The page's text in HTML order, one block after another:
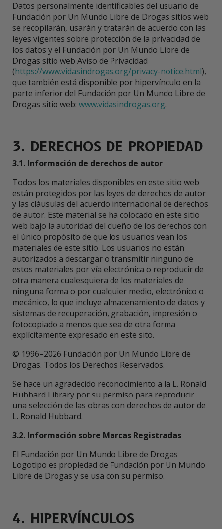
Datos personalmente identificables del usuario de
Fundación por Un Mundo Libre de Drogas sitios web
se recopilarán, usarán y tratarán de acuerdo con las
leyes vigentes sobre protección de la privacidad de
los datos y el Fundación por Un Mundo Libre de
Drogas sitio web Aviso de Privacidad
(https://www.vidasindrogas.org/privacy-notice.html),
que también está disponible por hipervínculo en la
parte inferior del Fundación por Un Mundo Libre de
Drogas sitio web: www.vidasindrogas.org.
3. DERECHOS DE PROPIEDAD
3.1. Información de derechos de autor
Todos los materiales disponibles en este sitio web
están protegidos por las leyes de derechos de autor
y las cláusulas del acuerdo internacional de derechos
de autor. Este material se ha colocado en este sitio
web bajo la autoridad del dueño de los derechos con
el único propósito de que los usuarios vean los
materiales de este sitio. Los usuarios no están
autorizados a descargar o transmitir ninguno de
estos materiales por vía electrónica o reproducir de
otra manera cualesquiera de los materiales de
ninguna forma o por cualquier medio, electrónico o
mecánico, lo que incluye almacenamiento de datos y
sistemas de recuperación, grabación, impresión o
fotocopiado a menos que sea de otra forma
explícitamente expresado en este sito.
© 1996–2026 Fundación por Un Mundo Libre de
Drogas. Todos los Derechos Reservados.
Se hace un agradecido reconocimiento a la L. Ronald
Hubbard Library por su permiso para reproducir
una selección de las obras con derechos de autor de
L. Ronald Hubbard.
3.2. Información sobre Marcas Registradas
El Fundación por Un Mundo Libre de Drogas
Logotipo es propiedad de Fundación por Un Mundo
Libre de Drogas y se usa con su permiso.
4. HIPERVÍNCULOS